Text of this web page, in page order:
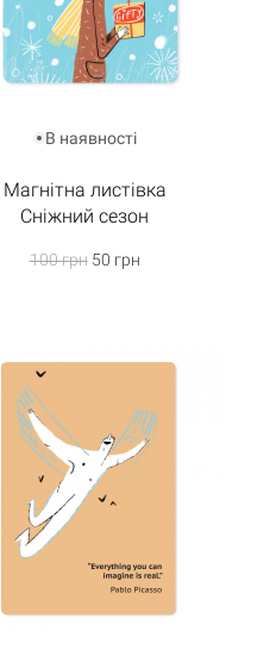
В наявності
Магнітна листівка
Сніжний сезон
100 грн50 грн